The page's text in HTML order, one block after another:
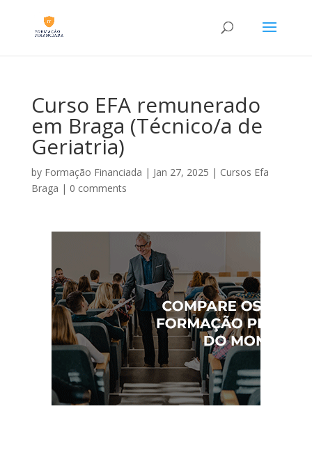
Curso EFA remunerado
em Braga (Técnico/a de
Geriatria)
by Formação Financiada | Jan 27, 2025 | Cursos Efa
Braga | 0 comments